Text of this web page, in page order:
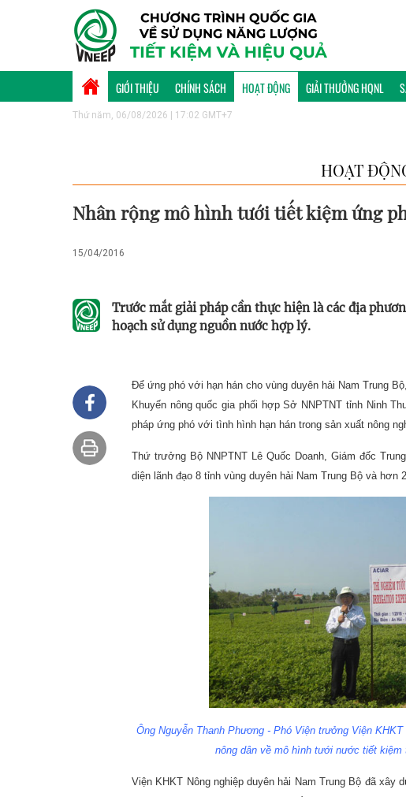
GIỚI THIỆU CHÍNH SÁCH HOẠT ĐỘNG GIẢI THƯỞNG HQNL
Thứ năm, 06/08/2026 | 17:02 GMT+7
HOẠT
Nhân rộng mô hình tưới tiết kiệm ứng
15/04/2016
Trước mắt giải pháp cần thực hiện là các địa
hoạch sử dụng nguồn nước hợp lý.
Để ứng phó với hạn hán cho vùng duyên hải Nam Trung
Khuyến nông quốc gia phối hợp Sở NNPTNT tỉnh Ninh
pháp ứng phó với tình hình hạn hán trong sản xuất nông
Thứ trưởng Bộ NNPTNT Lê Quốc Doanh, Giám đốc
diện lãnh đạo 8 tỉnh vùng duyên hải Nam Trung Bộ và hơn
Ông Nguyễn Thanh Phương - Phó Viện trưởng Viện
nông dân về mô hình tưới nước tiết kiệm
Viện KHKT Nông nghiệp duyên hải Nam Trung Bộ đã xây